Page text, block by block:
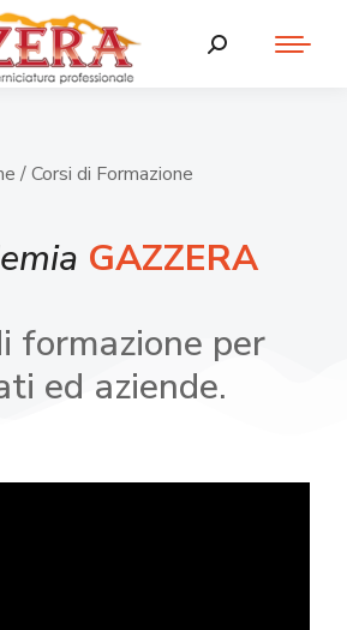
/ Corsi di Formazione
GAZZERA
formazione per
ed aziende.